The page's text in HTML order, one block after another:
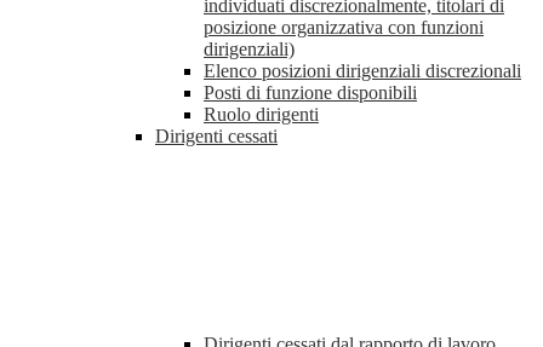
individuati discrezionalmente, titolari di
posizione organizzativa con funzioni
dirigenziali)
Elenco posizioni dirigenziali discrezionali
Posti di funzione disponibili
Ruolo dirigenti
Dirigenti cessati